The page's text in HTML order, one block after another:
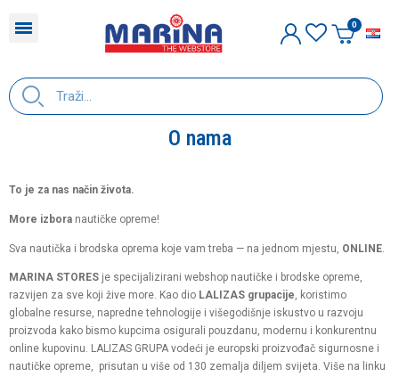
O nama
To je za nas način života.
More izbora nautičke opreme!
Sva nautička i brodska oprema koje vam treba — na jednom mjestu, ONLINE
MARINA STORES je specijalizirani webshop nautičke i brodske opreme,
razvijen za sve koji žive more. Kao dio LALIZAS grupacije, koristimo
globalne resurse, napredne tehnologije i višegodišnje iskustvo u razvoju
proizvoda kako bismo kupcima osigurali pouzdanu, modernu i konkurentnu
online kupovinu. LALIZAS GRUPA vodeći je europski proizvođač sigurnosne i
nautičke opreme, prisutan u više od 130 zemalja diljem svijeta. Više na linku